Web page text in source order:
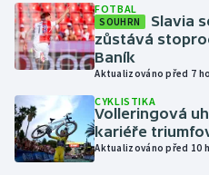
Moderní pětiboj
Motorsport
Olympijské hry
Parasport
FOTBAL
SOUHRN
Slavia
zůstává
Baník
Aktualizováno před 7
CYKLISTIKA
Volleringová
kariéře
Aktualizováno před 10